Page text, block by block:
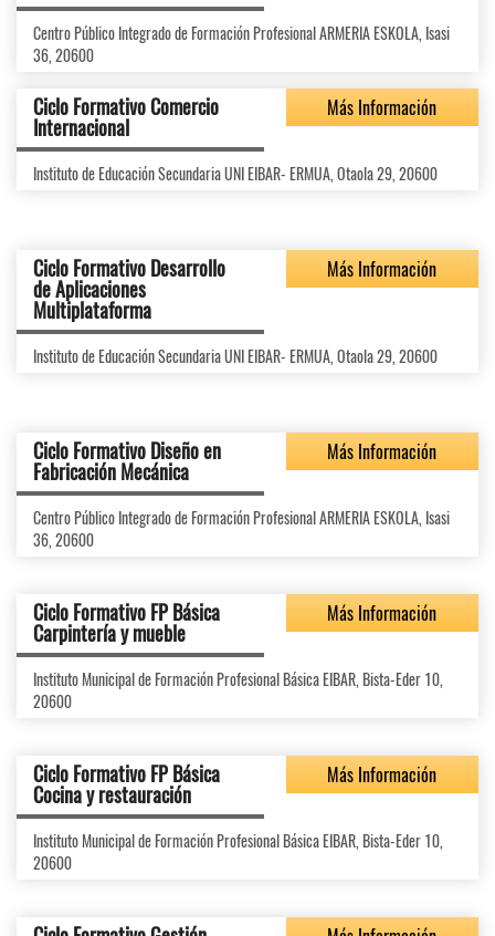
Centro Público Integrado de Formación Profesional ARMERIA ESKOLA, Isasi
36, 20600
Ciclo Formativo Comercio
Internacional
Más Información
Instituto de Educación Secundaria UNI EIBAR- ERMUA, Otaola 29, 20600
Ciclo Formativo Desarrollo
de Aplicaciones
Multiplataforma
Más Información
Instituto de Educación Secundaria UNI EIBAR- ERMUA, Otaola 29, 20600
Ciclo Formativo Diseño en
Fabricación Mecánica
Más Información
Centro Público Integrado de Formación Profesional ARMERIA ESKOLA, Isasi
36, 20600
Ciclo Formativo FP Básica
Carpintería y mueble
Más Información
Instituto Municipal de Formación Profesional Básica EIBAR, Bista-Eder 10,
20600
Ciclo Formativo FP Básica
Cocina y restauración
Más Información
Instituto Municipal de Formación Profesional Básica EIBAR, Bista-Eder 10,
20600